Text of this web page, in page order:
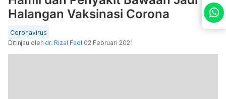
Halangan Vaksinasi Corona
Coronavirus
Ditinjau oleh dr. Rizal Fadli02 Februari 2021